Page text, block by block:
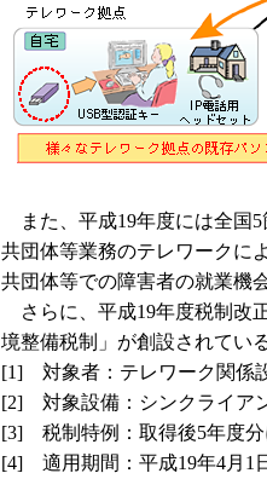
また、平成19年度には全国5
共団体等業務のテレワークに
共団体等での障害者の就業機
さらに、平成19年度税制改
境整備税制」が創設されている
[1] 対象者：テレワーク関係
[2] 対象設備：シンクライア
[3] 税制特例：取得後5年度分
[4] 適用期間：平成19年4月1